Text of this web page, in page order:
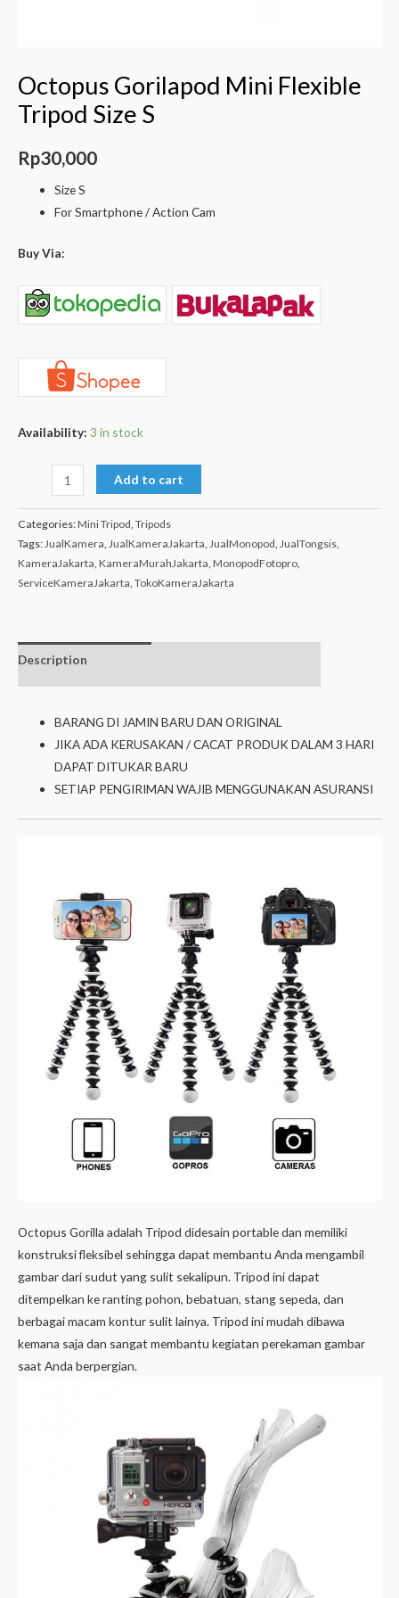
Octopus Gorilapod Mini Flexible
Tripod Size S
Rp30,000
Size S
For Smartphone / Action Cam
Buy Via:
Availability: 3 in stock
Add to cart
Categories:Mini Tripod, Tripods
Tags:JualKamera, JualKameraJakarta, JualMonopod, JualTongsis,
KameraJakarta, KameraMurahJakarta, MonopodFotopro,
ServiceKameraJakarta, TokoKameraJakarta
Description
BARANG DI JAMIN BARU DAN ORIGINAL
JIKA ADA KERUSAKAN / CACAT PRODUK DALAM 3 HARI
DAPAT DITUKAR BARU
SETIAP PENGIRIMAN WAJIB MENGGUNAKAN ASURANSI
Octopus Gorilla adalah Tripod didesain portable dan memiliki
konstruksi fleksibel sehingga dapat membantu Anda mengambil
gambar dari sudut yang sulit sekalipun. Tripod ini dapat
ditempelkan ke ranting pohon, bebatuan, stang sepeda, dan
berbagai macam kontur sulit lainya. Tripod ini mudah dibawa
kemana saja dan sangat membantu kegiatan perekaman gambar
saat Anda berpergian.